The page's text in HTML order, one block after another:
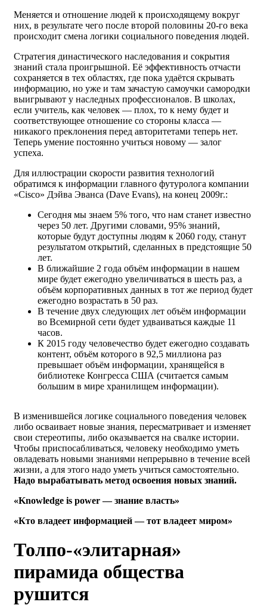
Меняется и отношение людей к происходящему вокруг
них, в результате чего после второй половины 20-го века
происходит смена логики социального поведения людей.
Стратегия династического наследования и сокрытия
знаний стала проигрышной. Её эффективность отчасти
сохраняется в тех областях, где пока удаётся скрывать
информацию, но уже и там зачастую самоучки самородки
выигрывают у наследных профессионалов. В школах,
если учитель, как человек — плох, то к нему будет и
соответствующее отношение со стороны класса —
никакого преклонения перед авторитетами теперь нет.
Теперь умение постоянно учиться новому — залог
успеха.
Для иллюстрации скорости развития технологий
обратимся к информации главного футуролога компании
«Cisco» Дэйва Эванса (Dave Evans), на конец 2009г.:
Сегодня мы знаем 5% того, что нам станет известно
через 50 лет. Другими словами, 95% знаний,
которые будут доступны людям к 2060 году, станут
результатом открытий, сделанных в предстоящие 50
лет.
В ближайшие 2 года объём информации в нашем
мире будет ежегодно увеличиваться в шесть раз, а
объём корпоративных данных в тот же период будет
ежегодно возрастать в 50 раз.
В течение двух следующих лет объём информации
во Всемирной сети будет удваиваться каждые 11
часов.
К 2015 году человечество будет ежегодно создавать
контент, объём которого в 92,5 миллиона раз
превышает объём информации, хранящейся в
библиотеке Конгресса США (считается самым
большим в мире хранилищем информации).
В изменившейся логике социального поведения человек
либо осваивает новые знания, пересматривает и изменяет
свои стереотипы, либо оказывается на свалке истории.
Чтобы приспосабливаться, человеку необходимо уметь
овладевать новыми знаниями непрерывно в течение всей
жизни, а для этого надо уметь учиться самостоятельно.
Надо вырабатывать метод освоения новых знаний.
«Knowledge is power — знание власть»
«Кто владеет информацией — тот владеет миром»
Толпо-«элитарная»
пирамида общества
рушится